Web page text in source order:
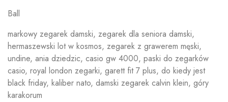
Ball
markowy zegarek damski, zegarek dla seniora damski,
hermaszewski lot w kosmos, zegarek z grawerem męski,
undine, ania dziedzic, casio gw 4000, paski do zegarków
casio, royal london zegarki, garett fit 7 plus, do kiedy jest
black friday, kaliber nato, damski zegarek calvin klein, góry
karakorum